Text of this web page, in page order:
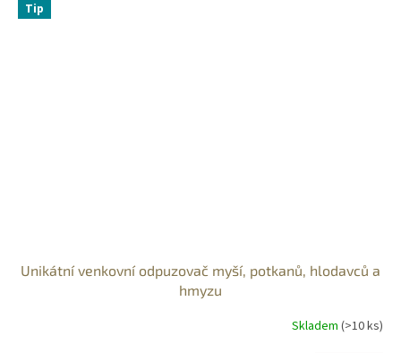
Tip
Unikátní venkovní odpuzovač myší, potkanů, hlodavců a
hmyzu
Skladem (>10 ks)